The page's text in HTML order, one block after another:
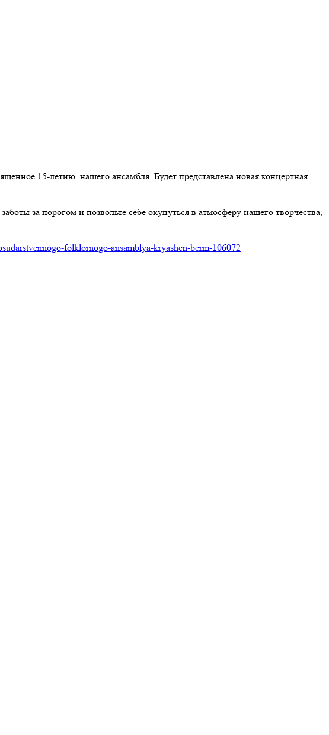
15-летию нашего ансамбля. Будет представлена новая концертная
за порогом и позвольте себе окунуться в атмосферу нашего творчества,
folklornogo-ansamblya-kryashen-berm-106072